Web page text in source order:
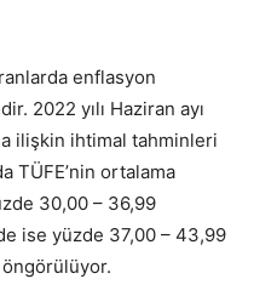
enflasyon
2022 yılı Haziran ayı
ilişkin ihtimal tahminleri
TÜFE’nin ortalama
30,00 – 36,99
ise yüzde 37,00 – 43,99